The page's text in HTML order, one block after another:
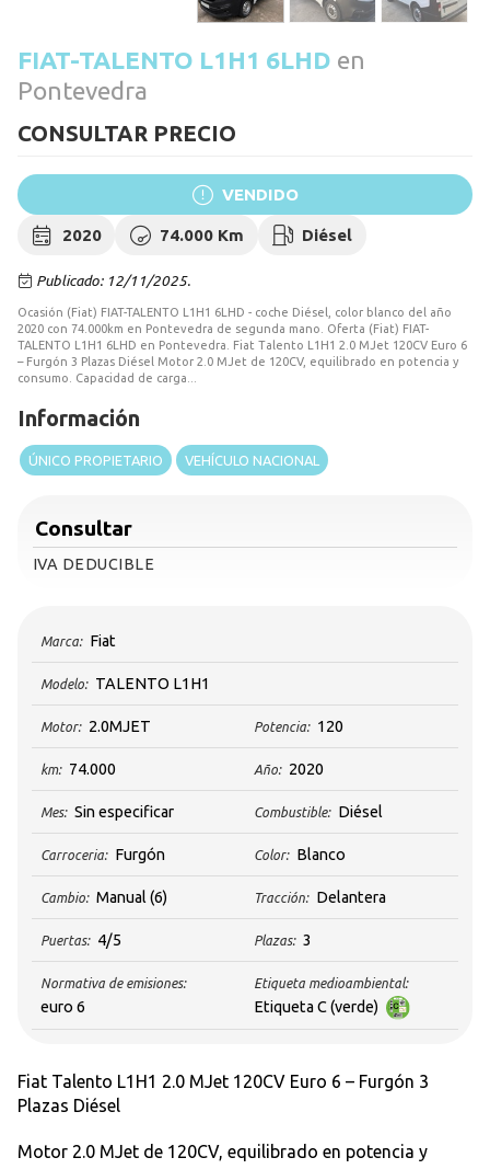
FIAT-TALENTO L1H1 6LHD en
Pontevedra
CONSULTAR PRECIO
VENDIDO
2020 74.000 Km Diésel
Publicado: 12/11/2025.
Ocasión (Fiat) FIAT-TALENTO L1H1 6LHD - coche Diésel, color blanco del año
2020 con 74.000km en Pontevedra de segunda mano. Oferta (Fiat) FIAT-
TALENTO L1H1 6LHD en Pontevedra. Fiat Talento L1H1 2.0 MJet 120CV Euro 6
– Furgón 3 Plazas Diésel Motor 2.0 MJet de 120CV, equilibrado en potencia y
consumo. Capacidad de carga...
Información
ÚNICO PROPIETARIO VEHÍCULO NACIONAL
Consultar
IVA DEDUCIBLE
Marca: Fiat
Modelo: TALENTO L1H1
Motor: 2.0MJET Potencia: 120
km: 74.000 Año: 2020
Mes: Sin especificar Combustible: Diésel
Carroceria: Furgón Color: Blanco
Cambio: Manual (6) Tracción: Delantera
Puertas: 4/5 Plazas: 3
Normativa de emisiones:
euro 6
Etiqueta medioambiental:
Etiqueta C (verde)
Fiat Talento L1H1 2.0 MJet 120CV Euro 6 – Furgón 3
Plazas Diésel
Motor 2.0 MJet de 120CV, equilibrado en potencia y